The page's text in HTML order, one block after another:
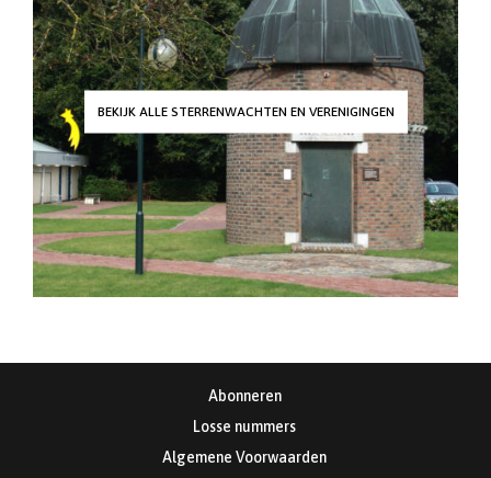
BEKIJK ALLE STERRENWACHTEN EN VERENIGINGEN
Abonneren
Losse nummers
Algemene Voorwaarden